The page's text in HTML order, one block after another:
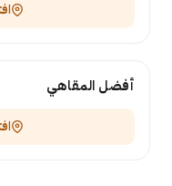
أفضل المقاهي